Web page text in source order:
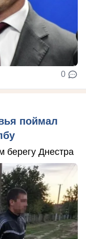
0
поймал
берегу Днестра